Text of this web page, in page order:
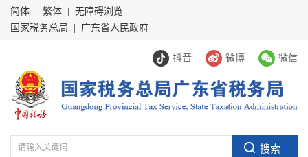
简体 繁体
无障碍浏览
国家税务总局
广东省人民政府
抖音 微博 微信